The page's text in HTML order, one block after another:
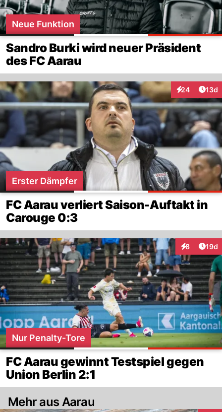
Neue Funktion
Sandro Burki wird neuer Präsident
des FC Aarau
24
Interaktionen
13d
Erster Dämpfer
FC Aarau verliert Saison-Auftakt in
Carouge 0:3
8
Interaktionen
19d
Nur Penalty-Tore
FC Aarau gewinnt Testspiel gegen
Union Berlin 2:1
Mehr aus Aarau